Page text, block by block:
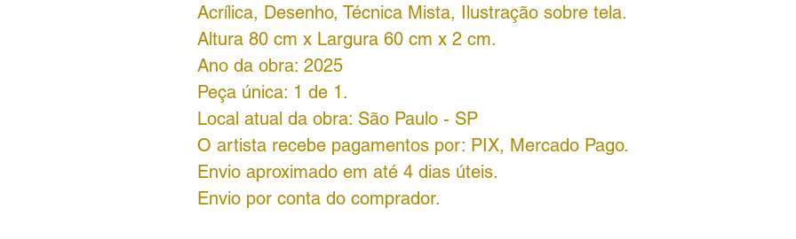
Acrílica, Desenho, Técnica Mista, Ilustração sobre tela.
Altura 80 cm x Largura 60 cm x 2 cm.
Ano da obra: 2025
Peça única: 1 de 1.
Local atual da obra: São Paulo - SP
O artista recebe pagamentos por: PIX, Mercado Pago.
Envio aproximado em até 4 dias úteis.
Envio por conta do comprador.